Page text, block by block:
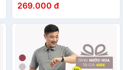
269.000 đ